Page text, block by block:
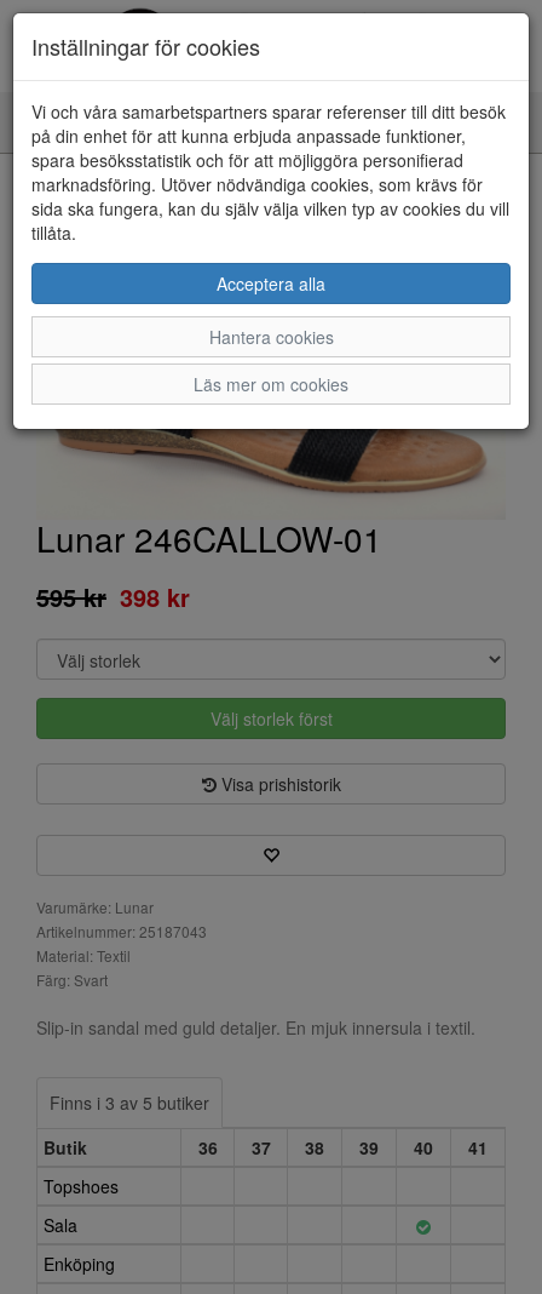
Toggle
navigation
HEM
Lunar 246CALLOW-01
595 kr 398 kr
Välj storlek först
Visa prishistorik
Varumärke: Lunar
Artikelnummer: 25187043
Material: Textil
Färg: Svart
Slip-in sandal med guld detaljer. En mjuk innersula i textil.
Finns i 3 av 5 butiker
Butik
36 37 38 39 40
41
Topshoes
Sala
Enköping
Inställningar för cookies
Vi och våra samarbetspartners sparar referenser till ditt besök
på din enhet för att kunna erbjuda anpassade funktioner,
spara besöksstatistik och för att möjliggöra personifierad
marknadsföring. Utöver nödvändiga cookies, som krävs för
sida ska fungera, kan du själv välja vilken typ av cookies du vill
tillåta.
Acceptera alla
Hantera cookies
Läs mer om cookies